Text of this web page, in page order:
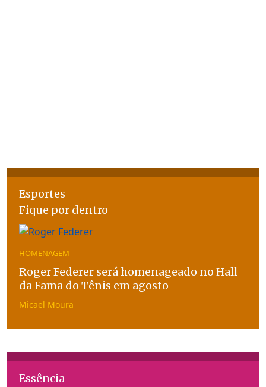
Esportes
Fique por dentro
HOMENAGEM
Roger Federer será homenageado no Hall
da Fama do Tênis em agosto
Micael Moura
Essência